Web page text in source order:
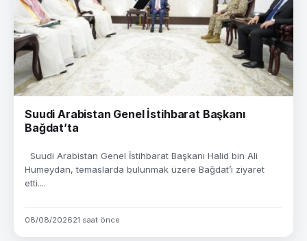
Suudi Arabistan Genel İstihbarat Başkanı
Bağdat’ta
Suudi Arabistan Genel İstihbarat Başkanı Halid bin Ali
Humeydan, temaslarda bulunmak üzere Bağdat’ı ziyaret
etti....
08/08/202621 saat önce